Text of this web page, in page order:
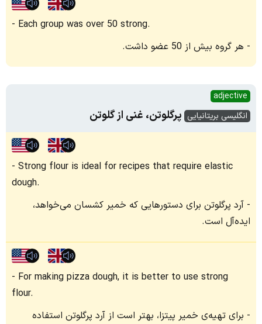
Each group was over 50 strong.
هر گروه بیش از 50 عضو داشت.
adjective
انگلیسی بریتانیایی پرگلوتن، غنی از گلوتن
Strong flour is ideal for recipes that require elastic
dough.
آرد پرگلوتن برای دستورهایی که خمیر کشسان می‌خواهد،
ایده‌آل است.
For making pizza dough, it is better to use strong
flour.
برای تهیه‌ی خمیر پیتزا، بهتر است از آرد پرگلوتن استفاده